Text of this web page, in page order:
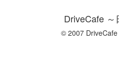
DriveCafe ～
© 2007